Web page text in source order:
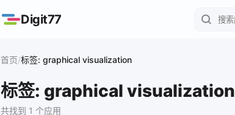
Digit77
首页/标签: graphical visualization
标签: graphical visualization
共找到 1 个应用